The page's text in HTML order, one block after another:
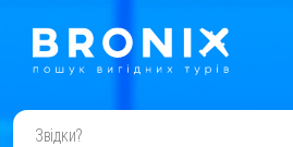
Звідки?